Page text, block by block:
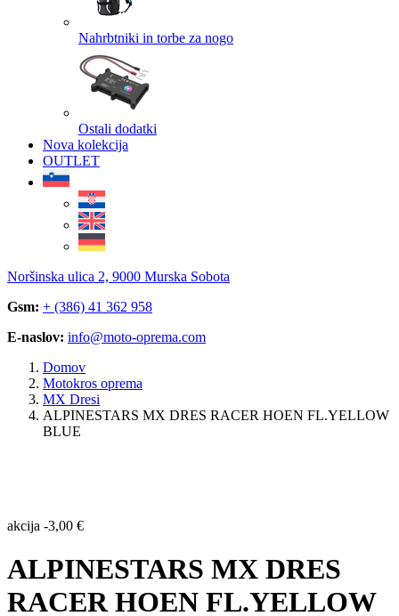
Nahrbtniki in torbe za nogo
Ostali dodatki
Nova kolekcija
OUTLET
Noršinska ulica 2, 9000 Murska Sobota
Gsm: + (386) 41 362 958
E-naslov: info@moto-oprema.com
Domov
Motokros oprema
MX Dresi
ALPINESTARS MX DRES RACER HOEN FL.YELLOW
BLUE
akcija -3,00 €
ALPINESTARS MX DRES
RACER HOEN FL.YELLOW